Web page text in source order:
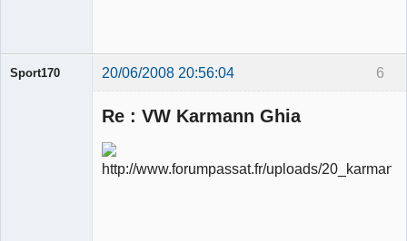
6
Sport170 20/06/2008 20:56:04
Re : VW Karmann Ghia